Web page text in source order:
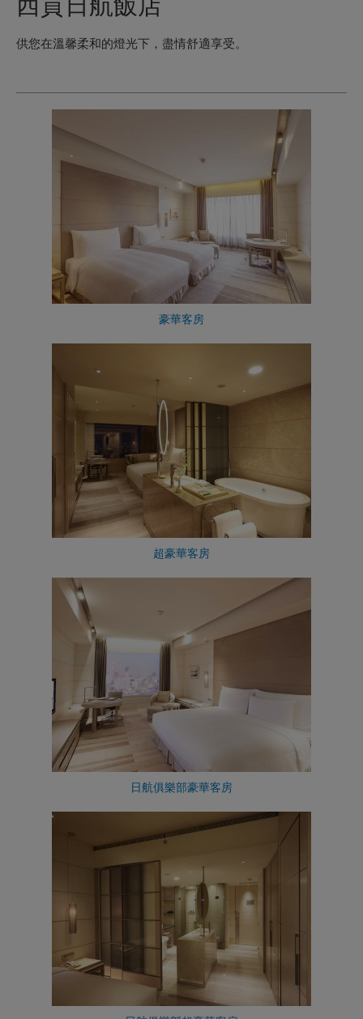
供您在溫馨柔和的燈光下，盡情舒適享受。
豪華客房
超豪華客房
日航俱樂部豪華客房